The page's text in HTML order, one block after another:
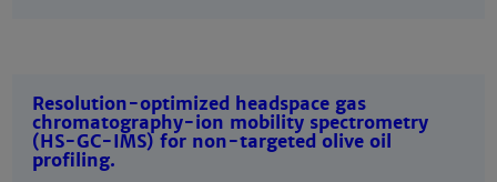
Resolution-optimized headspace gas
chromatography-ion mobility spectrometry
(HS-GC-IMS) for non-targeted olive oil
profiling.